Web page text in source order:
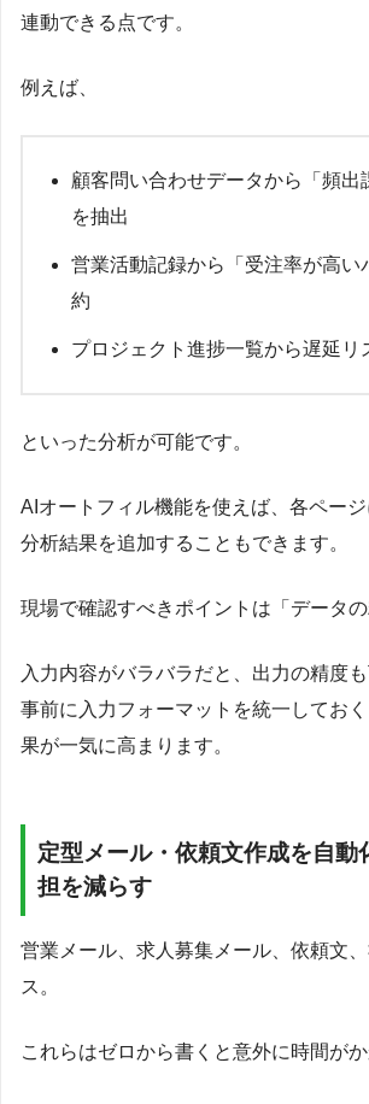
連動できる点です。
例えば、
顧客問い合わせデータから「頻出
を抽出
営業活動記録から「受注率が高い
約
プロジェクト進捗一覧から遅延リ
といった分析が可能です。
AIオートフィル機能を使えば、各ペー
分析結果を追加することもできます。
現場で確認すべきポイントは「データの
入力内容がバラバラだと、出力の精度も
事前に入力フォーマットを統一してお
果が一気に高まります。
定型メール・依頼文作成を自動
担を減らす
営業メール、求人募集メール、依頼文
ス。
これらはゼロから書くと意外に時間がか